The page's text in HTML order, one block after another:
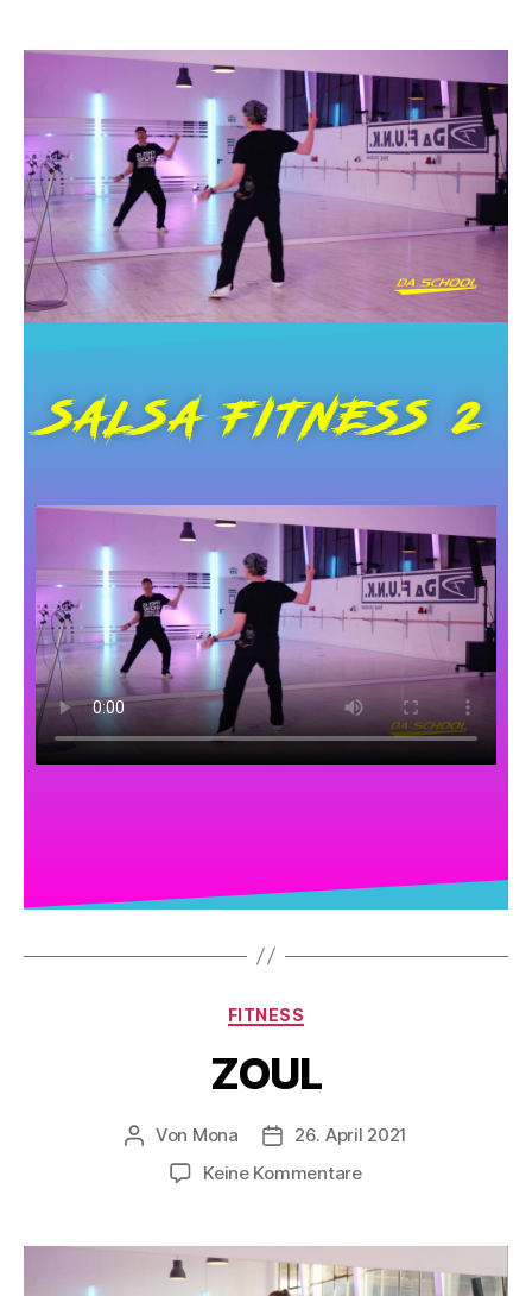
SALSA FITNESS 2
FITNESS
ZOUL
Von Mona
26. April 2021
Keine Kommentare